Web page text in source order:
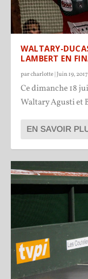
WALTARY-
LAMBERT EN
parcharlotte Juin 19, 2017
Ce dimanche 18
Waltary Agusti et
EN SAVOIR